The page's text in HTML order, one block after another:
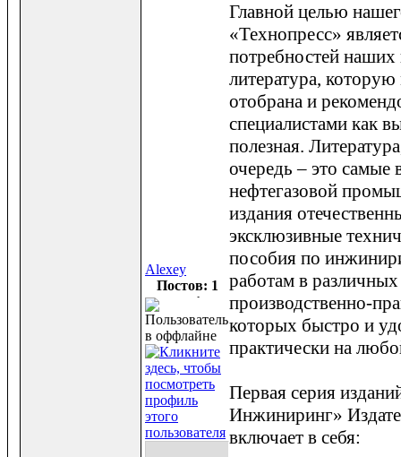
Alexey
Постов: 1
Главной целью
«Технопресс»
потребностей
литература,
отобрана и
специалистами как
полезная.
очередь – это самые
нефтегазовой
издания
эксклюзивные
пособия по
работам в
производственно-
которых быстро и
практически на
Первая серия
Инжиниринг»
включает в себя: